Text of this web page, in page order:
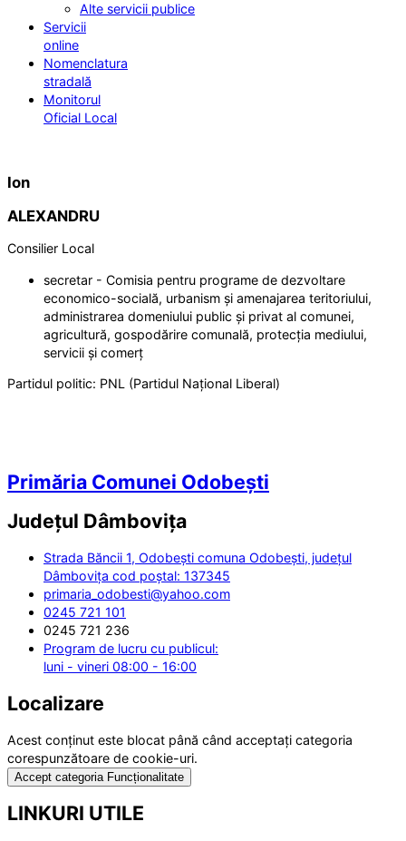
Alte servicii publice
Servicii
online
Nomenclatura
stradală
Monitorul
Oficial Local
Ion
ALEXANDRU
Consilier Local
secretar - Comisia pentru programe de dezvoltare
economico-socială, urbanism și amenajarea teritoriului,
administrarea domeniului public și privat al comunei,
agricultură, gospodărire comunală, protecția mediului,
servicii și comerț
Partidul politic: PNL (Partidul Național Liberal)
Primăria Comunei Odobești
Județul Dâmbovița
Strada Băncii 1, Odobești comuna Odobești, județul
Dâmbovița cod poștal: 137345
primaria_odobesti@yahoo.com
0245 721 101
0245 721 236
Program de lucru cu publicul:
luni - vineri 08:00 - 16:00
Localizare
Acest conținut este blocat până când acceptați categoria
corespunzătoare de cookie-uri.
Accept categoria Funcționalitate
LINKURI UTILE